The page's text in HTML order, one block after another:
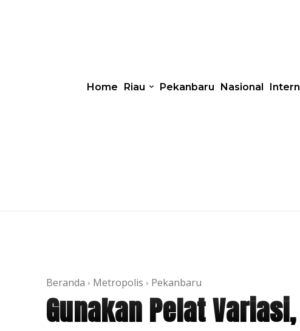
Home Riau Pekanbaru Nasional
Beranda Metropolis Pekanbaru
Gunakan Pelat